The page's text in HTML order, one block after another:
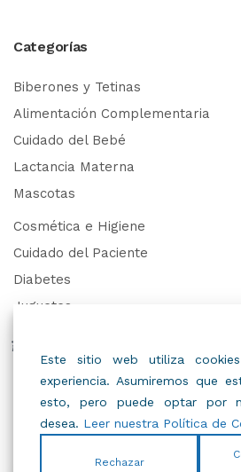
Categorías
Biberones y Tetinas
Alimentación Complementaria
Cuidado del Bebé
Lactancia Materna
Mascotas
Cosmética e Higiene
Cuidado del Paciente
Diabetes
Juguetes
Trabaja con Nosotros
Este sitio web utiliza
experiencia. Asumiremos que
esto, pero puede optar por
desea. Leer nuestra Política de
Rechazar